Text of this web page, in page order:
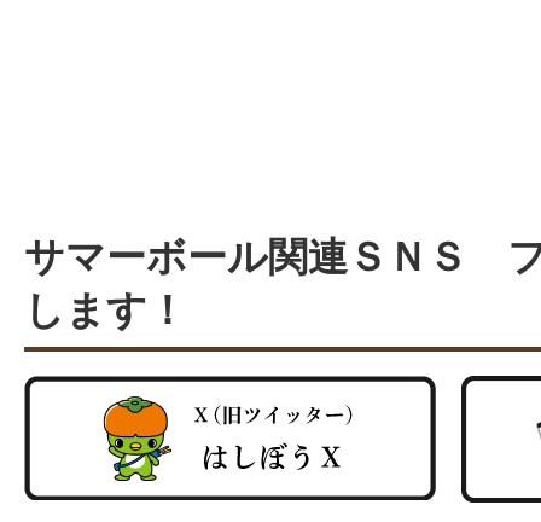
サマーボール関連ＳＮＳ
します！